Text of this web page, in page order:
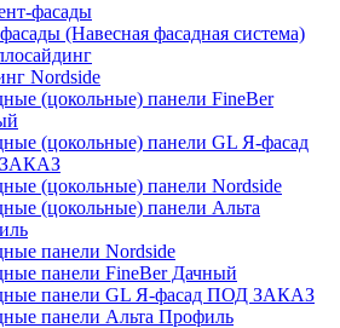
фасады
(Навесная фасадная система)
Nordside
(цокольные) панели FineBer
(цокольные) панели GL Я-фасад
(цокольные) панели Nordside
(цокольные) панели Альта
панели Nordside
панели FineBer Дачный
панели GL Я-фасад ПОД ЗАКАЗ
панели Альта Профиль